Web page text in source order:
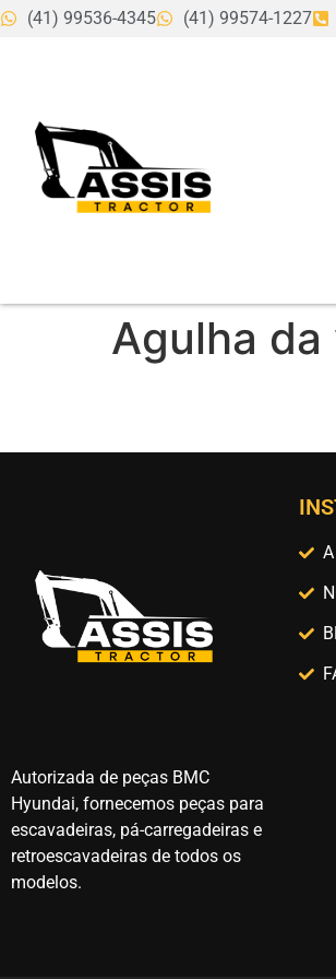
(41) 99536-4345 (41) 99574-1227
Agulha
Autorizada de peças BMC
Hyundai, fornecemos peças para
escavadeiras, pá-carregadeiras e
retroescavadeiras de todos os
modelos.